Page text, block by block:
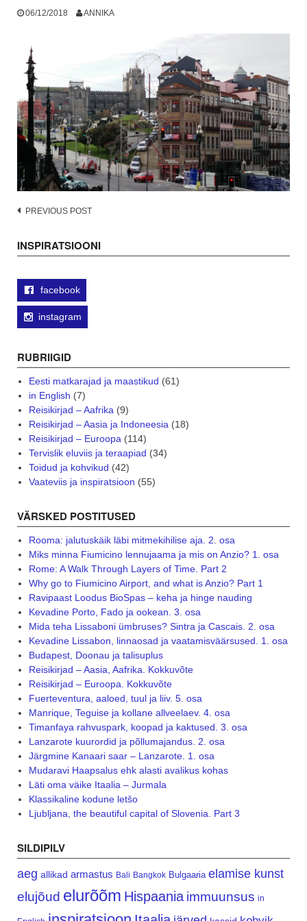
06/12/2018 ANNIKA
Post
PREVIOUS POST
INSPIRATSIOONI
facebook
instagram
RUBRIIGID
Eesti matkarajad ja maastikud (61)
in English (7)
Reisikirjad – Aafrika (9)
Reisikirjad – Aasia ja Indoneesia (18)
Reisikirjad – Euroopa (114)
Tervislik eluviis ja teraapiad (34)
Toidud ja kohvikud (42)
Vaateviis ja inspiratsioon (55)
VÄRSKED POSTITUSED
Rooma: jalutuskäik läbi mitmekihilise aja. 2. osa
Miks minna Fiumicino lennujaama ja mis on Anzio? 1. osa
Rome: A Walk Through Layers of Time. Part 2
Why go to Fiumicino Airport, and what is Anzio? Part 1
Ravipaast Loodus BioSpas – keha ja hinge nauding
Kevadine Porto, Fado ja ookean. 3. osa
Mida teha Lissaboni ümbruses? Sintra ja Cascais. 2. osa
Kevadine Lissabon, linnaosad ja vaatamisväärsused. 1. osa
Budapest, Doonau ja talisuplus
Reisikirjad – Aasia, Aafrika. Kokkuvõte
Reisikirjad – Euroopa. Kokkuvõte
Fuerteventura, aaloed, tuul ja liiv. 5. osa
Manrique, Teguise ja kollane allveelaev. 4. osa
Timanfaya rahvuspark, koopad ja kaktused. 3. osa
Lanzarote kuurordid ja põllumajandus. 2. osa
Järgmine Kanaari saar – Lanzarote. 1. osa
Mudaravi Haapsalus ehk alasti avalikus kohas
Läti oma väike Itaalia – Jurmala
Klassikaline kodune letšo
Ljubljana, the beautiful capital of Slovenia. Part 3
SILDIPILV
aeg allikad armastus Bali Bangkok Bulgaaria elamise kunst
elujõud elurõõm Hispaania immuunsus in